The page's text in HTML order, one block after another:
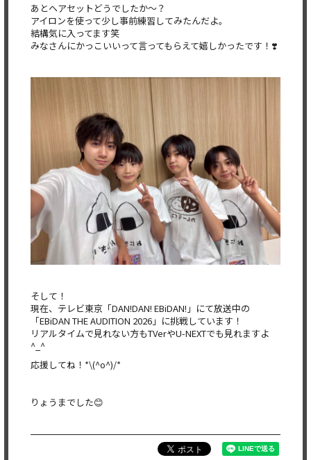
あとヘアセットどうでしたか～？
アイロンを使って少し事前練習してみたんだよ。
結構気に入ってます笑
みなさんにかっこいいって言ってもらえて嬉しかったです！❣️
そして！
現在、テレビ東京「DAN!DAN! EBiDAN!」にて放送中の
「EBiDAN THE AUDITION 2026」に挑戦しています！
リアルタイムで見れない方もTVerやU-NEXTでも見れますよ
^_^
応援してね！*\(^o^)/*
りょうまでした😊